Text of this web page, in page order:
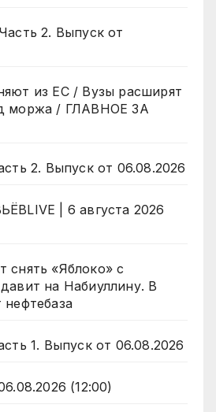
2. Выпуск от
из ЕС / Вузы расширят
моржа / ГЛАВНОЕ ЗА
2. Выпуск от 06.08.2026
| 6 августа 2026
снять «Яблоко» с
на Набиуллину. В
нефтебаза
1. Выпуск от 06.08.2026
(12:00)